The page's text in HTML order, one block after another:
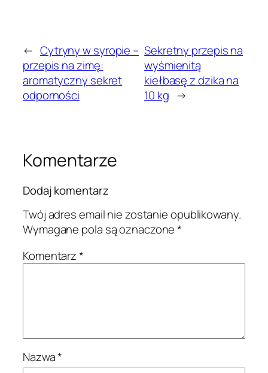
← Cytryny w syropie –
przepis na zimę:
aromatyczny sekret
odporności
Sekretny przepis na
wyśmienitą
kiełbasę z dzika na
10 kg →
Komentarze
Dodaj komentarz
Twój adres email nie zostanie opublikowany.
Wymagane pola są oznaczone*
Komentarz*
Nazwa*